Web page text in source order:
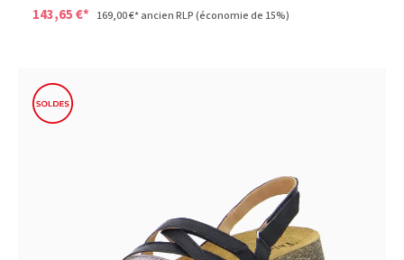
143,65 €* 169,00 €*ancien RLP(économie de 15%)